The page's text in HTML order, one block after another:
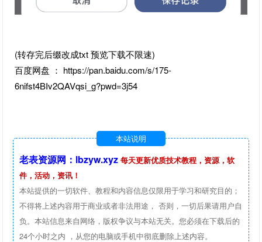
(转存完后缀改成txt 预览下载不限速)
百度网盘 ： https://pan.baidu.com/s/175-
6nifst4BIv2QAVqsi_g?pwd=3j54
本站说明
老表资源网：lbzyw.xyz 每天更新优质技术教程，资源，软
件，活动，资讯！
本站提供的一切软件、教程和内容信息仅限用于学习和研究目的；
不得将上述内容用于商业或者非法用途， 否则，一切后果请用户自
负。本站信息来自网络，版权争议与本站无关。您必须在下载后的
24个小时之内 ，从您的电脑或手机中彻底删除上述内容。